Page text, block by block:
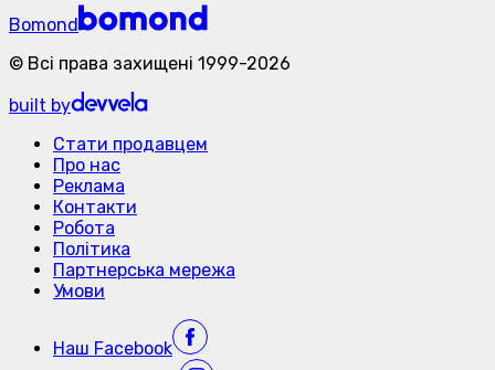
Bomond
© Всі права захищені 1999-2026
built by
Стати продавцем
Про нас
Реклама
Контакти
Робота
Політика
Партнерська мережа
Умови
Наш Facebook